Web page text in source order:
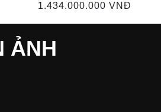
1.434.000.000 VNĐ
ẢNH